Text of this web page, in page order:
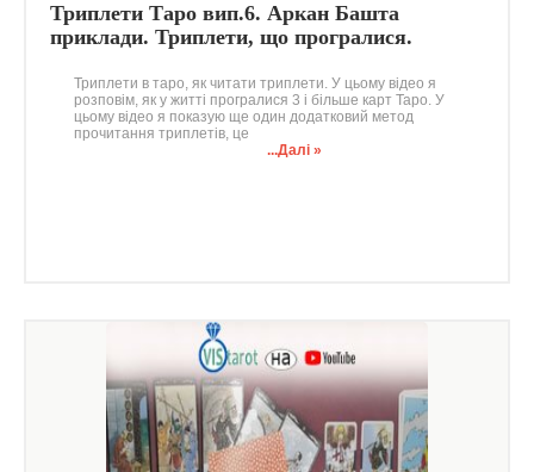
Триплети Таро вип.6. Аркан Башта
приклади. Триплети, що програлися.
Триплети в таро, як читати триплети. У цьому відео я
розповім, як у житті програлися 3 і більше карт Таро. У
цьому відео я показую ще один додатковий метод
прочитання триплетів, це
...Далі »